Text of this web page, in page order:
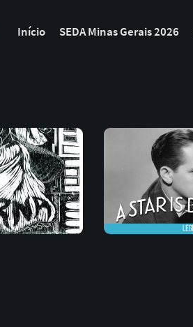
Início SEDA Minas Gerais 2026